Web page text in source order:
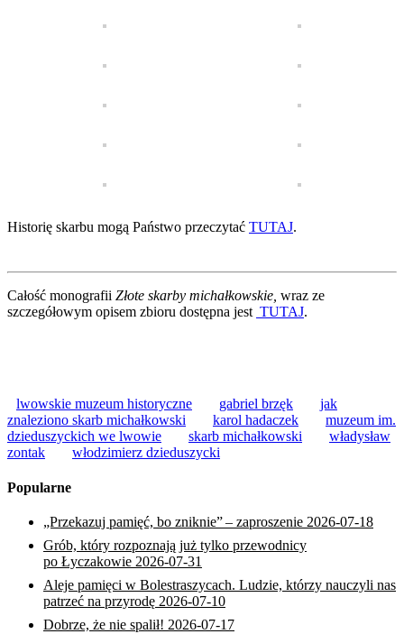
Historię skarbu mogą Państwo przeczytać TUTAJ.
Całość monografii Złote skarby michałkowskie, wraz ze
szczegółowym opisem zbioru dostępna jest TUTAJ.
lwowskie muzeum historyczne gabriel brzęk
jak
znaleziono skarb michałkowski
karol hadaczek
muzeum im.
dzieduszyckich we lwowie
skarb michałkowski
władysław
zontak
włodzimierz dzieduszycki
Popularne
„Przekazuj pamięć, bo zniknie” – zaproszenie 2026-07-18
Grób, który rozpoznają już tylko przewodnicy
po Łyczakowie 2026-07-31
Aleje pamięci w Bolestraszycach. Ludzie, którzy nauczyli nas
patrzeć na przyrodę 2026-07-10
Dobrze, że nie spalił! 2026-07-17